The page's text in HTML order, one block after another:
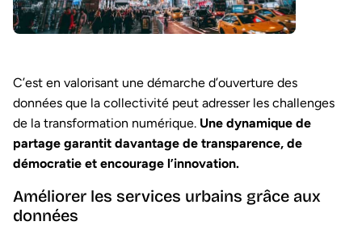
C’est en valorisant une démarche d’ouverture des
données que la collectivité peut adresser les challenges
de la transformation numérique. Une dynamique de
partage garantit davantage de transparence, de
démocratie et encourage l’innovation.
Améliorer les services urbains grâce aux
données